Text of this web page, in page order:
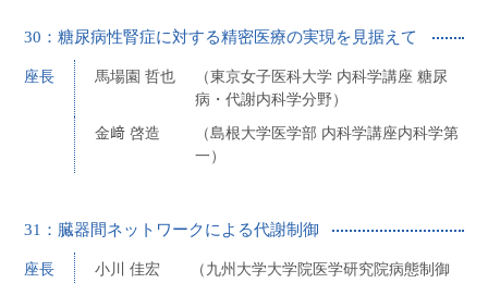
30：糖尿病性腎症に対する精密医療の実現を見据えて
座長 馬場園 哲也
（東京女子医科大学 内科学講座 糖尿
病・代謝内科学分野）
金﨑 啓造
（島根大学医学部 内科学講座内科学第
一）
31：臓器間ネットワークによる代謝制御
座長 小川 佳宏
（九州大学大学院医学研究院病態制御